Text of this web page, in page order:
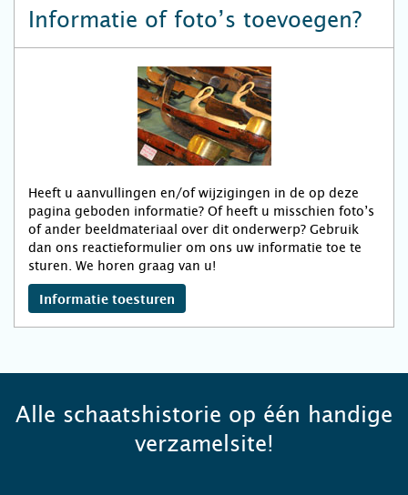
Informatie of foto’s toevoegen?
Heeft u aanvullingen en/of wijzigingen in de op deze
pagina geboden informatie? Of heeft u misschien foto’s
of ander beeldmateriaal over dit onderwerp? Gebruik
dan ons reactieformulier om ons uw informatie toe te
sturen. We horen graag van u!
Informatie toesturen
Alle schaatshistorie op één handige
verzamelsite!